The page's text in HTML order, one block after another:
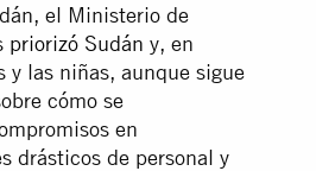
el Ministerio de
priorizó Sudán y, en
y las niñas, aunque sigue
cómo se
en
drásticos de personal y